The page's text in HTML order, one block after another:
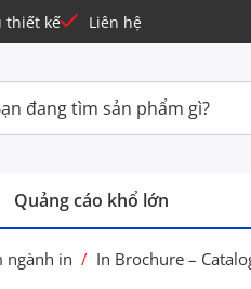
thiết kế Liên hệ
Quảng cáo khổ lớn
ngành in / In Brochure –